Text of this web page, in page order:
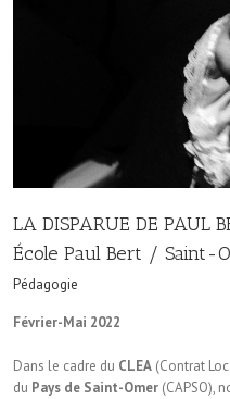
LA DISPARUE DE PAUL
École Paul Bert / Saint-
Pédagogie
Février-Mai 2022
Dans le cadre du CLEA (Contrat
du Pays de Saint-Omer (CAPSO),